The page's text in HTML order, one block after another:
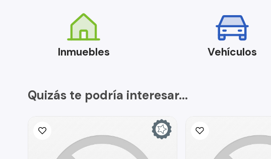
Inmuebles Vehículos
Quizás te podría interesar...